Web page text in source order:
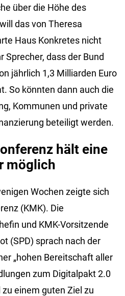
über die Höhe des
das von Theresa
Haus Konkretes nicht
Sprecher, dass der Bund
jährlich 1,3 Milliarden Euro
So könnten dann auch die
Kommunen und private
beteiligt werden.
hält eine
möglich
Wochen zeigte sich
(KMK). Die
und KMK-Vorsitzende
(SPD) sprach nach der
„hohen Bereitschaft aller
zum Digitalpakt 2.0
einem guten Ziel zu